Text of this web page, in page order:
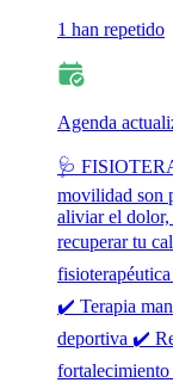
1 han repetido
Agenda
🩺
movilidad son
aliviar el
recuperar tu
✔️ Terapia
deportiva ✔️